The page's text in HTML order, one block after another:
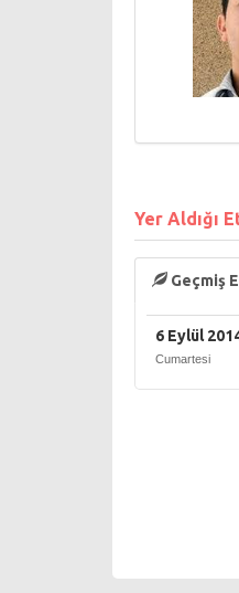
Yer Aldığı
Geçmiş
6 Eylül
Cumartesi